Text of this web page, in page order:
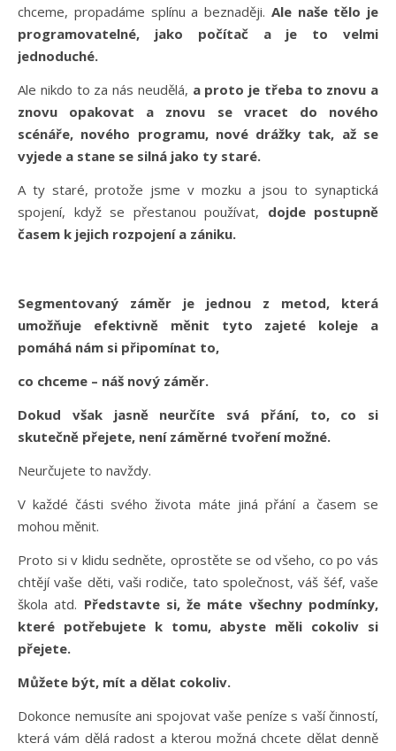
chceme, propadáme splínu a beznaději. Ale naše tělo je
programovatelné, jako počítač a je to velmi
jednoduché.
Ale nikdo to za nás neudělá, a proto je třeba to znovu a
znovu opakovat a znovu se vracet do nového
scénáře, nového programu, nové drážky tak, až se
vyjede a stane se silná jako ty staré.
A ty staré, protože jsme v mozku a jsou to synaptická
spojení, když se přestanou používat, dojde postupně
časem k jejich rozpojení a zániku.
Segmentovaný záměr je jednou z metod, která
umožňuje efektivně měnit tyto zajeté koleje a
pomáhá nám si připomínat to,
co chceme – náš nový záměr.
Dokud však jasně neurčíte svá přání, to, co si
skutečně přejete, není záměrné tvoření možné.
Neurčujete to navždy.
V každé části svého života máte jiná přání a časem se
mohou měnit.
Proto si v klidu sedněte, oprostěte se od všeho, co po vás
chtějí vaše děti, vaši rodiče, tato společnost, váš šéf, vaše
škola atd. Představte si, že máte všechny podmínky,
které potřebujete k tomu, abyste měli cokoliv si
přejete.
Můžete být, mít a dělat cokoliv.
Dokonce nemusíte ani spojovat vaše peníze s vaší činností,
která vám dělá radost a kterou možná chcete dělat denně